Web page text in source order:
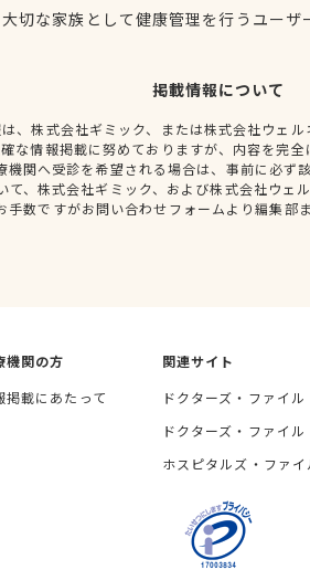
切な家族として健康管理を行うユー
掲載情報について
、株式会社ギミック、または株式会社ウェ
な情報掲載に努めておりますが、内容を完
機関へ受診を希望される場合は、事前に必ず
て、株式会社ギミック、および株式会社ウ
手数ですがお問い合わせフォームより編集部
機関の方
掲載にあたって
関連サイト
ドクターズ・ファイル
ドクターズ・ファイ
ホスピタルズ・ファイ